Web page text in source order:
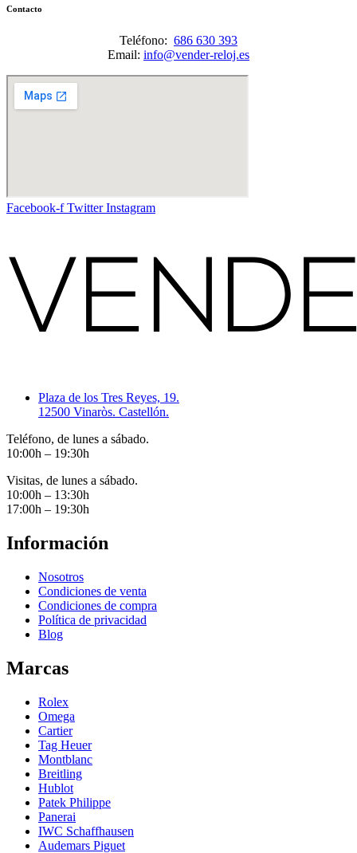
Contacto
Teléfono: 686 630 393
Email: info@vender-reloj.es
Facebook-f Twitter Instagram
Plaza de los Tres Reyes, 19.
12500 Vinaròs. Castellón.
Teléfono, de lunes a sábado.
10:00h – 19:30h
Visitas, de lunes a sábado.
10:00h – 13:30h
17:00h – 19:30h
Información
Nosotros
Condiciones de venta
Condiciones de compra
Política de privacidad
Blog
Marcas
Rolex
Omega
Cartier
Tag Heuer
Montblanc
Breitling
Hublot
Patek Philippe
Panerai
IWC Schaffhausen
Audemars Piguet